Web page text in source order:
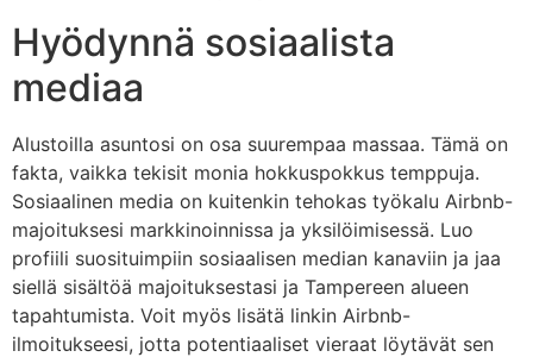
Hyödynnä sosiaalista
mediaa
Alustoilla asuntosi on osa suurempaa massaa. Tämä on
fakta, vaikka tekisit monia hokkuspokkus temppuja.
Sosiaalinen media on kuitenkin tehokas työkalu Airbnb-
majoituksesi markkinoinnissa ja yksilöimisessä. Luo
profiili suosituimpiin sosiaalisen median kanaviin ja jaa
siellä sisältöä majoituksestasi ja Tampereen alueen
tapahtumista. Voit myös lisätä linkin Airbnb-
ilmoitukseesi, jotta potentiaaliset vieraat löytävät sen